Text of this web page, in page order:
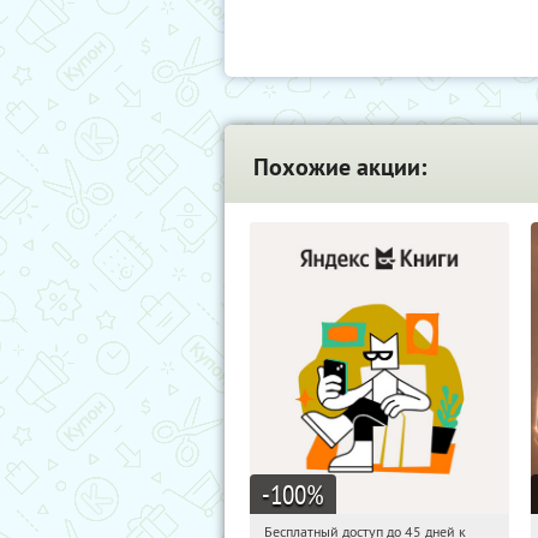
Похожие акции:
-100%
Бесплатный доступ до 45 дней к